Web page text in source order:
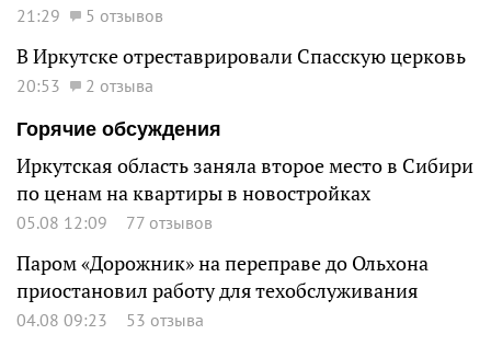
21:29 5 отзывов
В Иркутске отреставрировали Спасскую церковь
20:53
2 отзыва
Горячие обсуждения
Иркутская область заняла второе место в Сибири
по ценам на квартиры в новостройках
05.08 12:09 77 отзывов
Паром «Дорожник» на переправе до Ольхона
приостановил работу для техобслуживания
04.08 09:23 53 отзыва